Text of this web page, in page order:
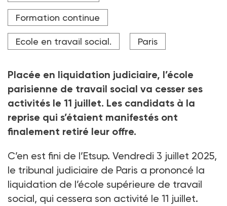
meilleurs salaires et davantage de reconnaissance.
Crédit photo Hans Lucas via AFP
Formation continue
Ecole en travail social. Paris
Placée en liquidation judiciaire, l’école
parisienne de travail social va cesser ses
activités le 11 juillet. Les candidats à la
reprise qui s’étaient manifestés ont
finalement retiré leur offre.
C’en est fini de l’Etsup. Vendredi 3 juillet 2025,
le tribunal judiciaire de Paris a prononcé la
liquidation de l’école supérieure de travail
social, qui cessera son activité le 11 juillet.